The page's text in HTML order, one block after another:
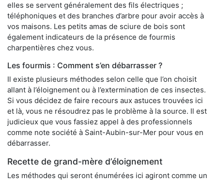
elles se servent généralement des fils électriques ;
téléphoniques et des branches d’arbre pour avoir accès à
vos maisons. Les petits amas de sciure de bois sont
également indicateurs de la présence de fourmis
charpentières chez vous.
Les fourmis : Comment s’en débarrasser ?
Il existe plusieurs méthodes selon celle que l’on choisit
allant à l’éloignement ou à l’extermination de ces insectes.
Si vous décidez de faire recours aux astuces trouvées ici
et là, vous ne résoudrez pas le problème à la source. Il est
judicieux que vous fassiez appel à des professionnels
comme note société à Saint-Aubin-sur-Mer pour vous en
débarrasser.
Recette de grand-mère d’éloignement
Les méthodes qui seront énumérées ici agiront comme un